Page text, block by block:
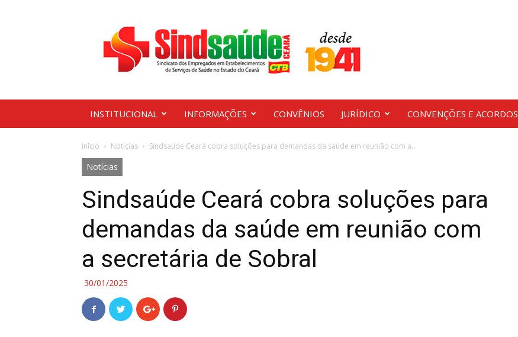
Ceará
INSTITUCIONAL INFORMAÇÕES CONVÊNIOS JURÍDICO CONVENÇÕES E ACORDOS
Início Notícias Sindsaúde Ceará cobra soluções para demandas da saúde em reunião com a...
Notícias
Sindsaúde Ceará cobra soluções para
demandas da saúde em reunião com
a secretária de Sobral
30/01/2025